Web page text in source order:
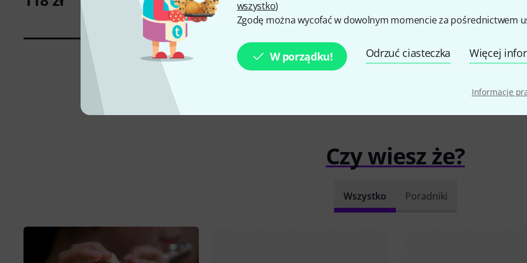
wszystko)
Zgodę można wycofać w dowolnym momencie za pośrednictwem
W porządku! Odrzuć ciasteczka Więcej
Informacje
Czy wiesz że?
Wszystko Poradniki